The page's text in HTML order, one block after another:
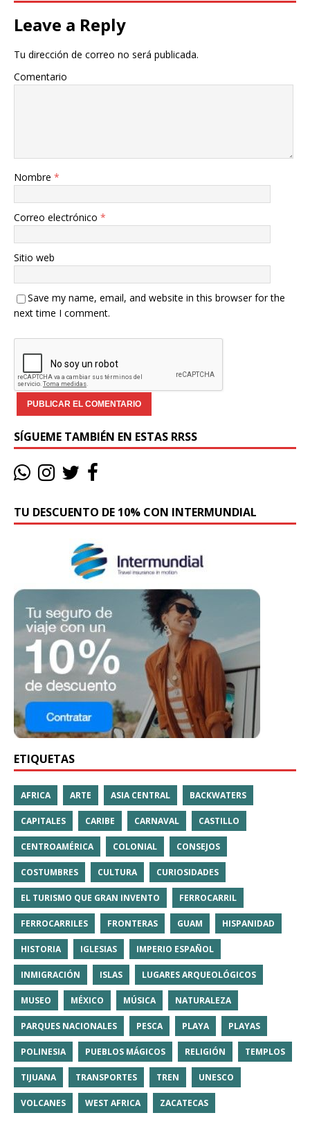
Leave a Reply
Tu dirección de correo no será publicada.
Comentario
Nombre *
Correo electrónico *
Sitio web
Save my name, email, and website in this browser for the
next time I comment.
SÍGUEME TAMBIÉN EN ESTAS RRSS
TU DESCUENTO DE 10% CON INTERMUNDIAL
ETIQUETAS
AFRICA ARTE ASIA CENTRAL BACKWATERS
CAPITALES CARIBE CARNAVAL CASTILLO
CENTROAMÉRICA COLONIAL CONSEJOS
COSTUMBRES CULTURA CURIOSIDADES
EL TURISMO QUE GRAN INVENTO FERROCARRIL
FERROCARRILES FRONTERAS GUAM HISPANIDAD
HISTORIA IGLESIAS IMPERIO ESPAÑOL
INMIGRACIÓN ISLAS LUGARES ARQUEOLÓGICOS
MUSEO MÉXICO MÚSICA NATURALEZA
PARQUES NACIONALES PESCA PLAYA PLAYAS
POLINESIA PUEBLOS MÁGICOS RELIGIÓN TEMPLOS
TIJUANA TRANSPORTES TREN UNESCO
VOLCANES WEST AFRICA ZACATECAS